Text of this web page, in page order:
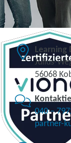
Learning
Julius-
56068
040 –
partner-